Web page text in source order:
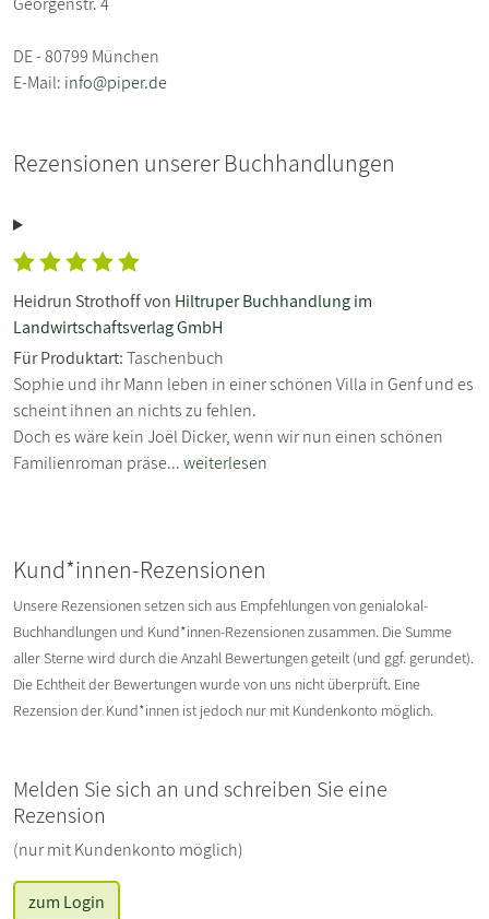
DE - 80799 München
E-Mail: info@piper.de
Rezensionen unserer Buchhandlungen
Heidrun Strothoff von Hiltruper Buchhandlung im
Landwirtschaftsverlag GmbH
Für Produktart:Taschenbuch
Sophie und ihr Mann leben in einer schönen Villa in Genf und es
scheint ihnen an nichts zu fehlen.
Doch es wäre kein Joël Dicker, wenn wir nun einen schönen
Familienroman präse...weiterlesen
Kund*innen-Rezensionen
Unsere Rezensionen setzen sich aus Empfehlungen von genialokal-
Buchhandlungen und Kund*innen-Rezensionen zusammen. Die Summe
aller Sterne wird durch die Anzahl Bewertungen geteilt (und ggf. gerundet).
Die Echtheit der Bewertungen wurde von uns nicht überprüft. Eine
Rezension der Kund*innen ist jedoch nur mit Kundenkonto möglich.
Melden Sie sich an und schreiben Sie eine
Rezension
(nur mit Kundenkonto möglich)
zum Login